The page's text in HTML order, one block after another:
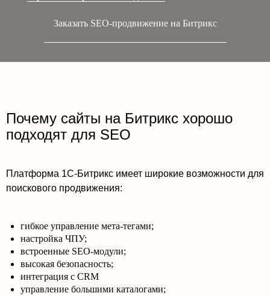
Заказать SEO-продвижение на Битрикс
Почему сайты на Битрикс хорошо
подходят для SEO
Платформа 1С-Битрикс имеет широкие возможности для
поискового продвижения:
гибкое управление мета-тегами;
настройка ЧПУ;
встроенные SEO-модули;
высокая безопасность;
интеграция с CRM
управление большими каталогами;